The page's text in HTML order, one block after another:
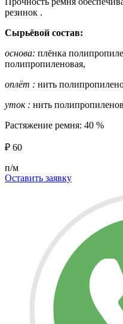
резинок .
Сырьёвой состав:
основа: плёнка
полипропиленовая,
оплёт : нить
уток : нить
Растяжение ремня: 40 %
₽ 60
п/м
Оставить заявку